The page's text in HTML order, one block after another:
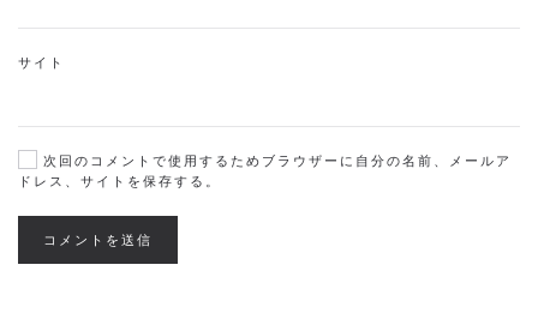
サイト
次回のコメントで使用するためブラウザーに自分の名前、メールア
ドレス、サイトを保存する。
コメントを送信